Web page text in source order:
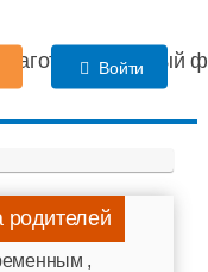
Войти
,